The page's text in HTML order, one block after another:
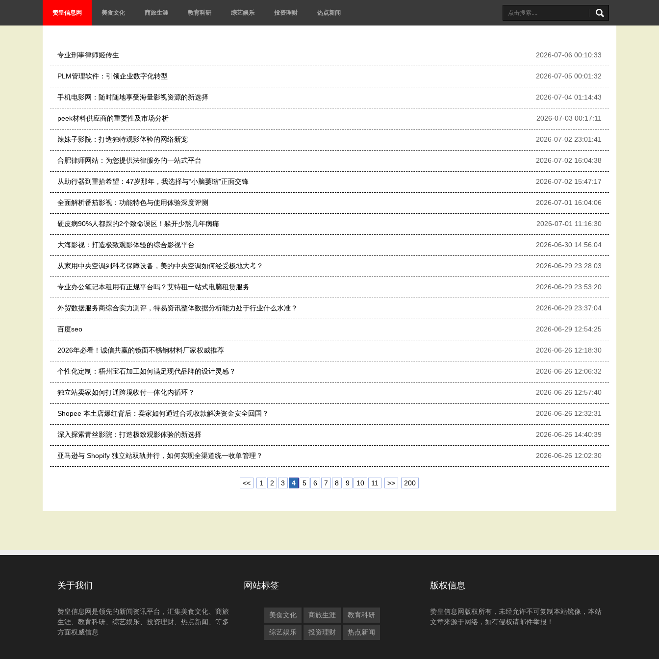
赞皇信息网 美食文化 商旅生涯 教育科研 综艺娱乐 投资理财 热点新闻
专业刑事律师姬传生 2026-07-06 00:10:33
PLM管理软件：引领企业数字化转型 2026-07-05 00:01:32
手机电影网：随时随地享受海量影视资源的新选择 2026-07-04 01:14:43
peek材料供应商的重要性及市场分析 2026-07-03 00:17:11
辣妹子影院：打造独特观影体验的网络新宠 2026-07-02 23:01:41
合肥律师网站：为您提供法律服务的一站式平台 2026-07-02 16:04:38
从助行器到重拾希望：47岁那年，我选择与“小脑萎缩”正面交锋 2026-07-02 15:47:17
全面解析番茄影视：功能特色与使用体验深度评测 2026-07-01 16:04:06
硬皮病90%人都踩的2个致命误区！躲开少熬几年病痛 2026-07-01 11:16:30
大海影视：打造极致观影体验的综合影视平台 2026-06-30 14:56:04
从家用中央空调到科考保障设备，美的中央空调如何经受极地大考？ 2026-06-29 23:28:03
专业办公笔记本租用有正规平台吗？艾特租一站式电脑租赁服务 2026-06-29 23:53:20
外贸数据服务商综合实力测评，特易资讯整体数据分析能力处于行业什么水准？ 2026-06-29 23:37:04
百度seo 2026-06-29 12:54:25
2026年必看！诚信共赢的镜面不锈钢材料厂家权威推荐 2026-06-26 12:18:30
个性化定制：梧州宝石加工如何满足现代品牌的设计灵感？ 2026-06-26 12:06:32
独立站卖家如何打通跨境收付一体化内循环？ 2026-06-26 12:57:40
Shopee 本土店爆红背后：卖家如何通过合规收款解决资金安全回国？ 2026-06-26 12:32:31
深入探索青丝影院：打造极致观影体验的新选择 2026-06-26 14:40:39
亚马逊与 Shopify 独立站双轨并行，如何实现全渠道统一收单管理？ 2026-06-26 12:02:30
<< 1 2 3 4 5 6 7 8 9 10 11 >> 200
关于我们
赞皇信息网是领先的新闻资讯平台，汇集美食文化、商旅
生涯、教育科研、综艺娱乐、投资理财、热点新闻、等多
方面权威信息
网站标签
美食文化 商旅生涯 教育科研
综艺娱乐 投资理财 热点新闻
版权信息
赞皇信息网版权所有，未经允许不可复制本站镜像，本站
文章来源于网络，如有侵权请邮件举报！